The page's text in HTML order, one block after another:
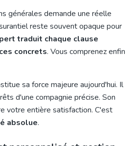
générales demande une réelle
reste souvent opaque pour
traduit chaque clause
concrets. Vous comprenez enfin
sa force majeure aujourd'hui. Il
d'une compagnie précise. Son
votre entière satisfaction. C'est
absolue.